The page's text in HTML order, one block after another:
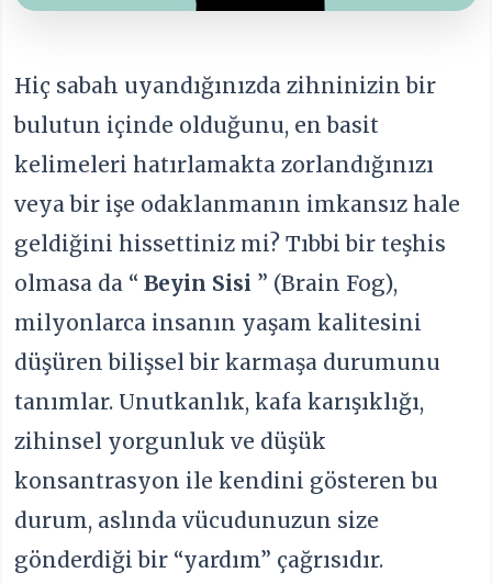
Hiç sabah uyandığınızda zihninizin bir
bulutun içinde olduğunu, en basit
kelimeleri hatırlamakta zorlandığınızı
veya bir işe odaklanmanın imkansız hale
geldiğini hissettiniz mi? Tıbbi bir teşhis
olmasa da “ Beyin Sisi ” (Brain Fog),
milyonlarca insanın yaşam kalitesini
düşüren bilişsel bir karmaşa durumunu
tanımlar. Unutkanlık, kafa karışıklığı,
zihinsel yorgunluk ve düşük
konsantrasyon ile kendini gösteren bu
durum, aslında vücudunuzun size
gönderdiği bir “yardım” çağrısıdır.